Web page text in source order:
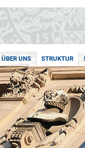
ÜBER UNS STRUKTUR